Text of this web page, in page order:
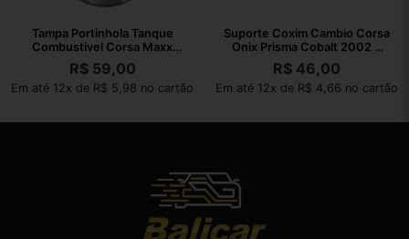
Tampa Portinhola Tanque
Combustivel Corsa Maxx
2004 A 2012
R$59,00
Em até 12x de R$ 5,98 no cartão
Suporte Coxim Cambio Corsa
Onix Prisma Cobalt 2002 A
2010
R$ 46,00
Em até 12x de R$ 4,66 no cartão